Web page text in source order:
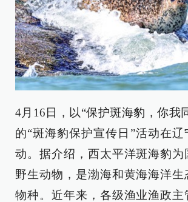
4月16日，以“保护斑海豹，你我
的“斑海豹保护宣传日”活动在
动。据介绍，西太平洋斑海豹为
野生动物，是渤海和黄海海洋
物种。近年来，各级渔业渔政主